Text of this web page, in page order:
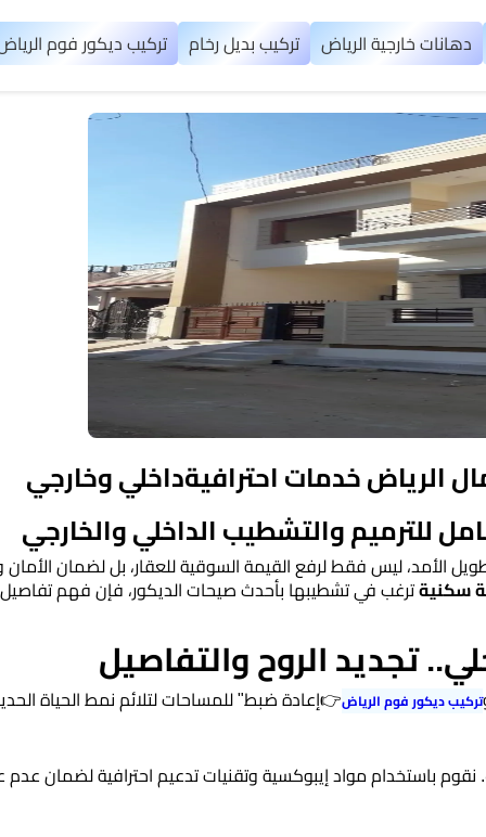
دهانات خارجية الرياض تركيب بديل رخام تركيب ديكور فوم
الرياض خدمات احترافيةداخلي وخارجي
للترميم والتشطيب الداخلي والخارجي
الأمد، ليس فقط لرفع القيمة السوقية للعقار، بل لضمان الأمان
سكنيةترغب في تشطيبها بأحدث صيحات الديكور، فإن فهم
تجديد الروح والتفاصيل
تركيب ديكور فوم الرياض👉إعادة ضبط" للمساحات لتلائم نمط الحياة
نقوم باستخدام مواد إيبوكسية وتقنيات تدعيم احترافية لضمان